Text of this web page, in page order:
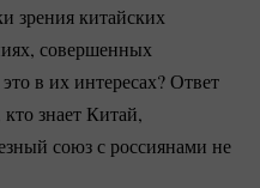
зрения китайских
совершенных
в их интересах? Ответ
знает Китай,
союз с россиянами не